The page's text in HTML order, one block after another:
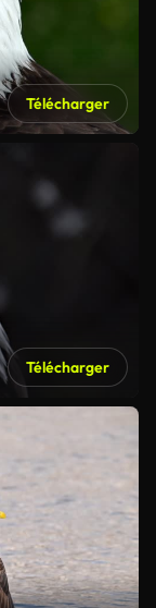
Télécharger
Télécharger